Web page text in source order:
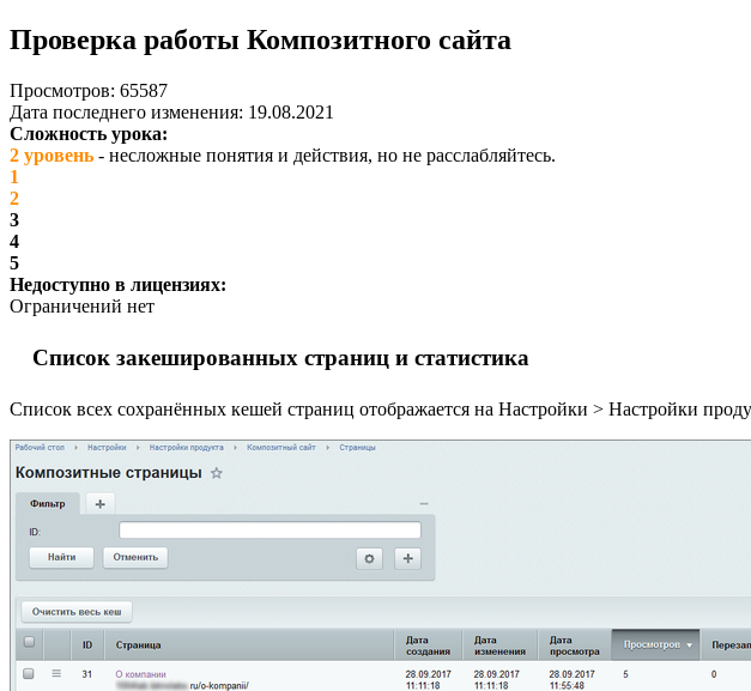
Проверка работы Композитного сайта
Просмотров: 65587
Дата последнего изменения: 19.08.2021
Сложность урока:
2 уровень - несложные понятия и действия, но не расслабляйтесь.
1
2
3
4
5
Недоступно в лицензиях:
Ограничений нет
Список закешированных страниц и статистика
Список всех сохранённых кешей страниц отображается на Настройки > Настройки